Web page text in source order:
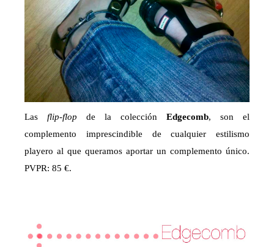
Las flip-flop de la colección Edgecomb, son el
complemento imprescindible de cualquier estilismo
playero al que queramos aportar un complemento único.
PVPR: 85 €.